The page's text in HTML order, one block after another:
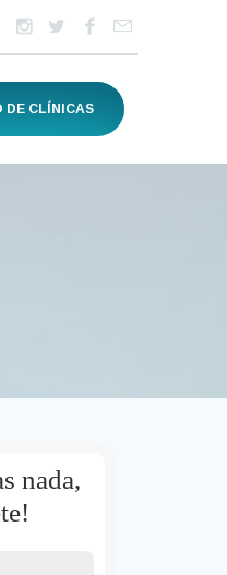
DE CLÍNICAS
nada,